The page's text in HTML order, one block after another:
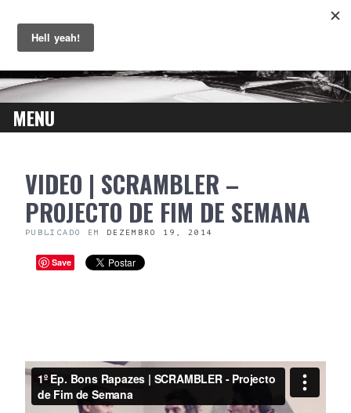
MENU
CONTENTVIDEO | SCRAMBLER –
PROJECTO DE FIM DE SEMANA
PUBLICADO EM DEZEMBRO 19, 2014
Save